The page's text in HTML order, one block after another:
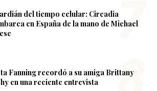
del tiempo celular: Circadia
en España de la mano de Michael
Fanning recordó a su amiga Brittany
en una reciente entrevista